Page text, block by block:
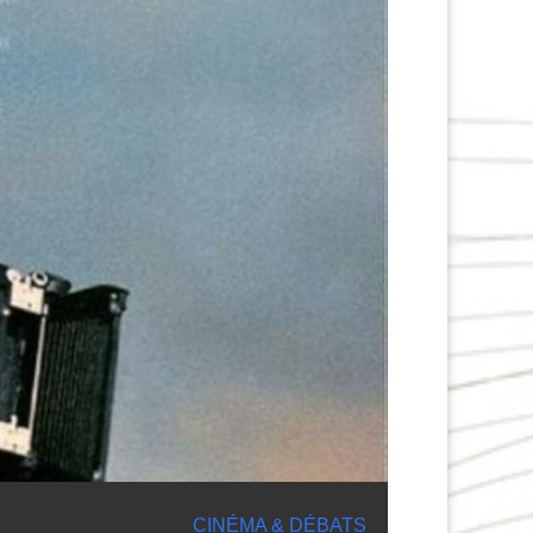
CINÉMA & DÉBATS